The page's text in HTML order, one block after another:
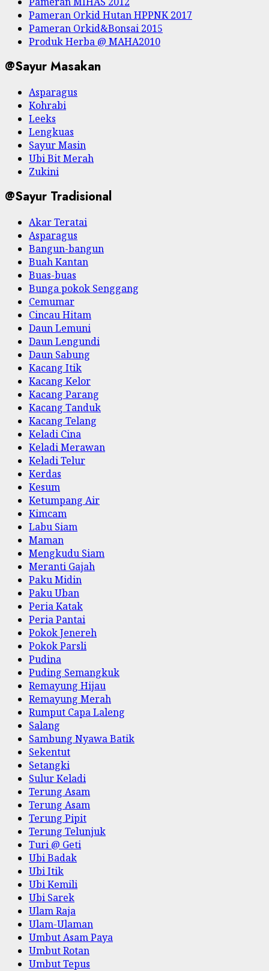
Pameran Orkid Hutan HPPNK 2017
Pameran Orkid&Bonsai 2015
Produk Herba @ MAHA2010
@Sayur Masakan
Asparagus
Kohrabi
Leeks
Lengkuas
Sayur Masin
Ubi Bit Merah
Zukini
@Sayur Tradisional
Akar Teratai
Asparagus
Bangun-bangun
Buah Kantan
Buas-buas
Bunga pokok Senggang
Cemumar
Cincau Hitam
Daun Lemuni
Daun Lengundi
Daun Sabung
Kacang Itik
Kacang Kelor
Kacang Parang
Kacang Tanduk
Kacang Telang
Keladi Cina
Keladi Merawan
Keladi Telur
Kerdas
Kesum
Ketumpang Air
Kimcam
Labu Siam
Maman
Mengkudu Siam
Meranti Gajah
Paku Midin
Paku Uban
Peria Katak
Peria Pantai
Pokok Jenereh
Pokok Parsli
Pudina
Puding Semangkuk
Remayung Hijau
Remayung Merah
Rumput Capa Laleng
Salang
Sambung Nyawa Batik
Sekentut
Setangki
Sulur Keladi
Terung Asam
Terung Asam
Terung Pipit
Terung Telunjuk
Turi @ Geti
Ubi Badak
Ubi Itik
Ubi Kemili
Ubi Sarek
Ulam Raja
Ulam-Ulaman
Umbut Asam Paya
Umbut Rotan
Umbut Tepus